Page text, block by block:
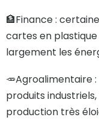
🏦Finance :
cartes en
largement les
🥕Agroalimentaire
produits
production très